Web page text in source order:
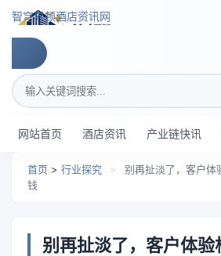
跳转到主要内容
智穹界顿酒店资讯网
搜索关键词
网站首页 酒店资讯 产业链快讯
首页 > 行业探究 >
别再扯淡了，客户体
钱
别再扯淡了，客户体验